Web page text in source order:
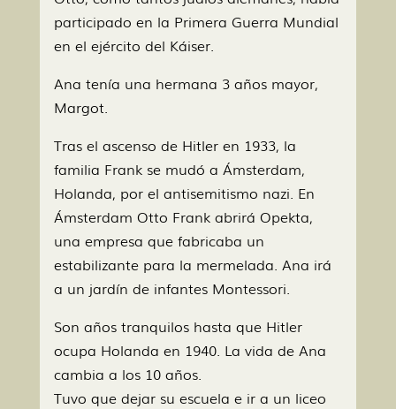
participado en la Primera Guerra Mundial
en el ejército del Káiser.
Ana tenía una hermana 3 años mayor,
Margot.
Tras el ascenso de Hitler en 1933, la
familia Frank se mudó a Ámsterdam,
Holanda, por el antisemitismo nazi. En
Ámsterdam Otto Frank abrirá Opekta,
una empresa que fabricaba un
estabilizante para la mermelada. Ana irá
a un jardín de infantes Montessori.
Son años tranquilos hasta que Hitler
ocupa Holanda en 1940. La vida de Ana
cambia a los 10 años.
Tuvo que dejar su escuela e ir a un liceo